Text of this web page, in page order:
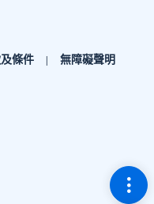
切
條件 無障礙聲明